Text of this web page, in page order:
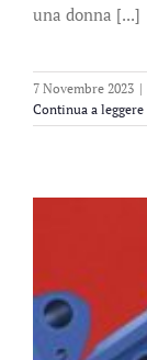
una donna [...]
7 Novembre 2023 |
Continua a leggere